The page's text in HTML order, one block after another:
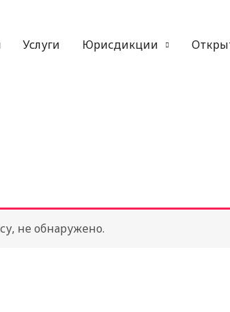
Услуги Юрисдикции
не обнаружено.